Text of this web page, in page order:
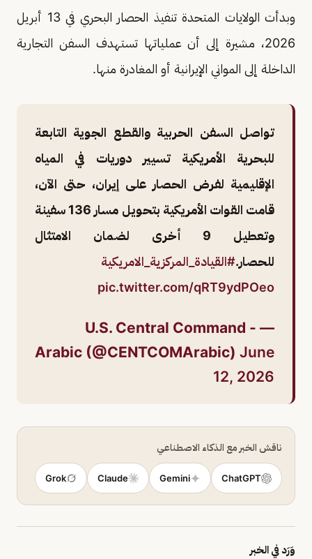
وبدأت الولايات المتحدة تنفيذ الحصار البحري في 13 أبريل
2026، مشيرة إلى أن عملياتها تستهدف السفن التجارية
الداخلة إلى المواني الإيرانية أو المغادرة منها.
تواصل السفن الحربية والقطع الجوية التابعة
للبحرية الأمريكية تسيير دوريات في المياه
الإقليمية لفرض الحصار على إيران، حتى الآن،
قامت القوات الأمريكية بتحويل مسار 136 سفينة
وتعطيل 9 أخرى لضمان الامتثال
للحصار.#القيادة_المركزية_الامريكية
pic.twitter.com/qRT9ydPOeo
— U.S. Central Command -
Arabic (@CENTCOMArabic) June
12, 2026
ناقش الخبر مع الذكاء الاصطناعي
ChatGPT
Gemini
Claude
Grok
وَرَد في الخبر